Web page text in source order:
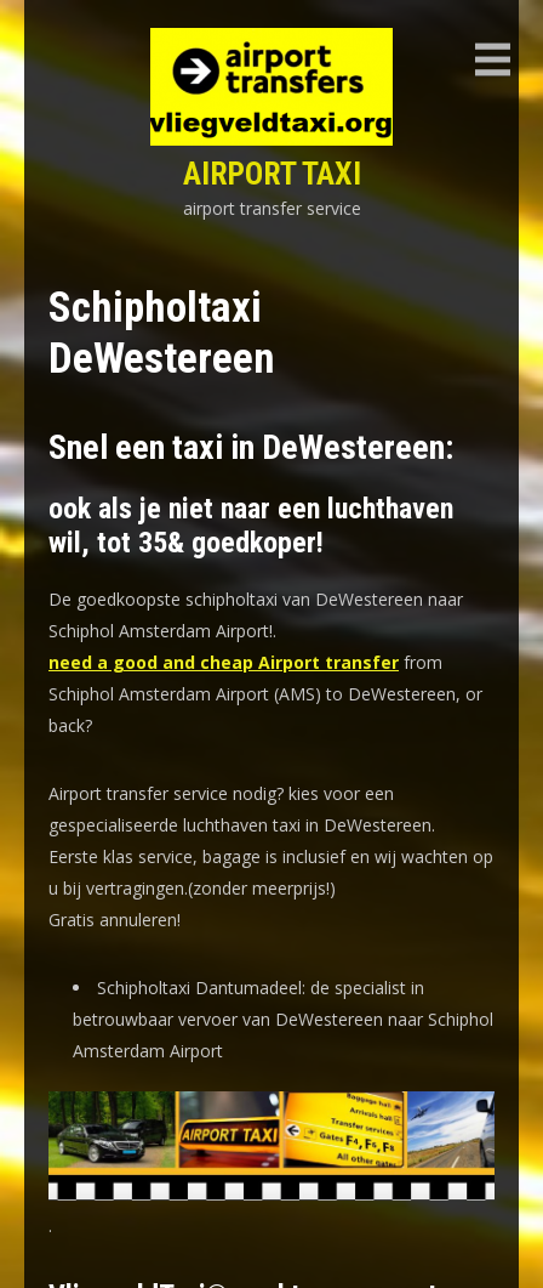
Skip
to
content
AIRPORT TAXI
airport transfer service
Schipholtaxi
DeWestereen
Snel een taxi in DeWestereen:
ook als je niet naar een luchthaven
wil, tot 35& goedkoper!
De goedkoopste schipholtaxi van DeWestereen naar
Schiphol Amsterdam Airport!.
need a good and cheap Airport transfer from
Schiphol Amsterdam Airport (AMS) to DeWestereen, or
back?
Airport transfer service nodig? kies voor een
gespecialiseerde luchthaven taxi in DeWestereen.
Eerste klas service, bagage is inclusief en wij wachten op
u bij vertragingen.(zonder meerprijs!)
Gratis annuleren!
Schipholtaxi Dantumadeel: de specialist in
betrouwbaar vervoer van DeWestereen naar Schiphol
Amsterdam Airport
.